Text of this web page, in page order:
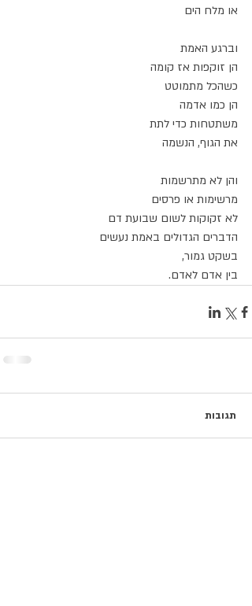
או מלח הים
וברגע האמת
הן זוקפות אז קומה
כשהכל מתמוטט
הן כמו אדמה
משתטחות כדי לתת
את הגוף, הנשמה
והן לא מתרשמות
מרשימות או פרסים
לא זקוקות לשום שבועת דם
הדברים הגדולים באמת נעשים
בשקט גמור,
בין אדם לאדם.
תגובות